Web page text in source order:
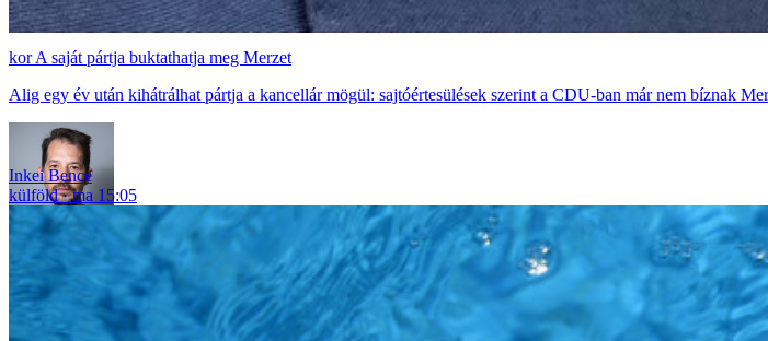
A saját pártja buktathatja meg Merzet
Alig egy év után kihátrálhat pártja a kancellár mögül: sajtóértesülések szerint a CDU-ban már nem bíznak
Inkei Bence
külföld
ma 15:05